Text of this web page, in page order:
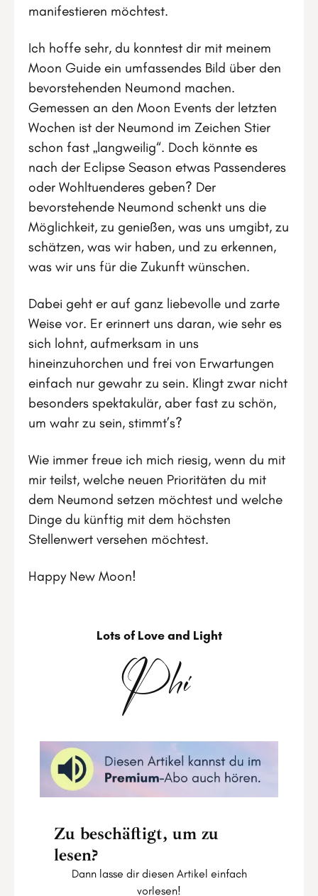
manifestieren möchtest.
Ich hoffe sehr, du konntest dir mit meinem
Moon Guide ein umfassendes Bild über den
bevorstehenden Neumond machen.
Gemessen an den Moon Events der letzten
Wochen ist der Neumond im Zeichen Stier
schon fast „langweilig“. Doch könnte es
nach der Eclipse Season etwas Passenderes
oder Wohltuenderes geben? Der
bevorstehende Neumond schenkt uns die
Möglichkeit, zu genießen, was uns umgibt, zu
schätzen, was wir haben, und zu erkennen,
was wir uns für die Zukunft wünschen.
Dabei geht er auf ganz liebevolle und zarte
Weise vor. Er erinnert uns daran, wie sehr es
sich lohnt, aufmerksam in uns
hineinzuhorchen und frei von Erwartungen
einfach nur gewahr zu sein. Klingt zwar nicht
besonders spektakulär, aber fast zu schön,
um wahr zu sein, stimmt’s?
Wie immer freue ich mich riesig, wenn du mit
mir teilst, welche neuen Prioritäten du mit
dem Neumond setzen möchtest und welche
Dinge du künftig mit dem höchsten
Stellenwert versehen möchtest.
Happy New Moon!
Lots of Love and Light
Phi
Zu beschäftigt, um zu
lesen?
Dann lasse dir diesen Artikel einfach
vorlesen!